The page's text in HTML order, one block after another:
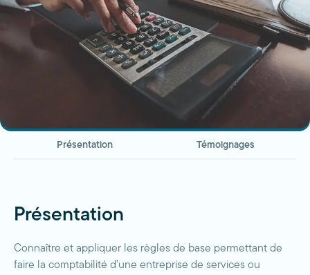
Présentation Témoignages
Présentation
Connaître et appliquer les règles de base permettant de
faire la comptabilité d’une entreprise de services ou